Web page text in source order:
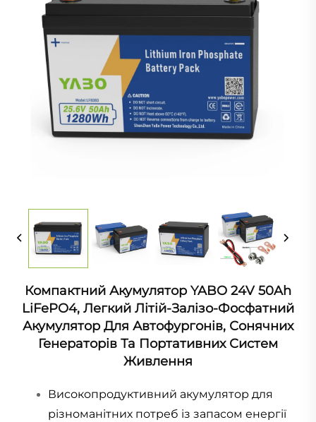
Компактний Акумулятор YABO 24V 50Ah
LiFePO4, Легкий Літій-Залізо-Фосфатний
Акумулятор Для Автофургонів, Сонячних
Генераторів Та Портативних Систем
Живлення
Високопродуктивний акумулятор для
різноманітних потреб із запасом енергії